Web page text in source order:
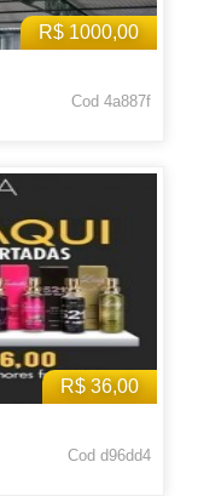
R$ 1000,00
Cod 4a887f
R$ 36,00
Cod d96dd4